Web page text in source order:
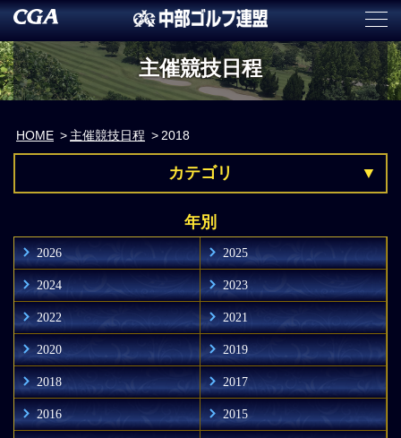
主催競技日程
HOME 主催競技日程 2018
カテゴリ
年別
2026 2025
2024 2023
2022 2021
2020 2019
2018 2017
2016 2015